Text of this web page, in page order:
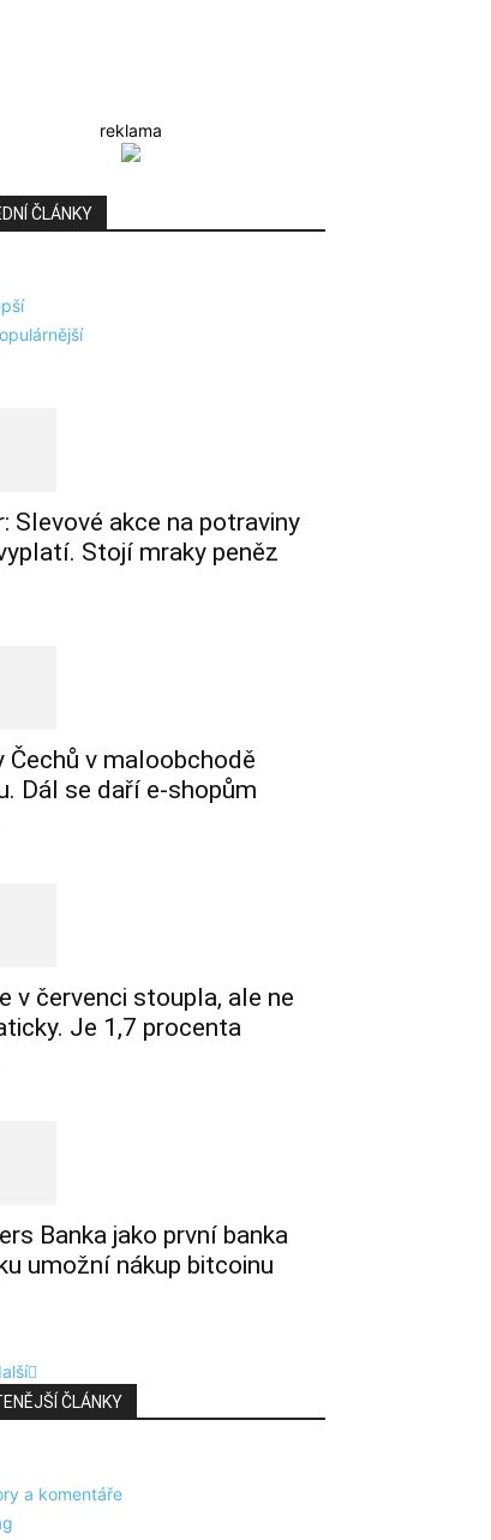
reklama
ČLÁNKY
Slevové akce na potraviny
Stojí mraky peněz
Čechů v maloobchodě
Dál se daří e-shopům
v červenci stoupla, ale ne
Je 1,7 procenta
Banka jako první banka
umožní nákup bitcoinu
ČLÁNKY
a komentáře